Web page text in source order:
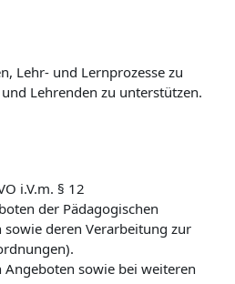
Lehr- und Lernprozesse zu
Lehrenden zu unterstützen.
i.V.m. § 12
der Pädagogischen
deren Verarbeitung zur
sowie bei weiteren